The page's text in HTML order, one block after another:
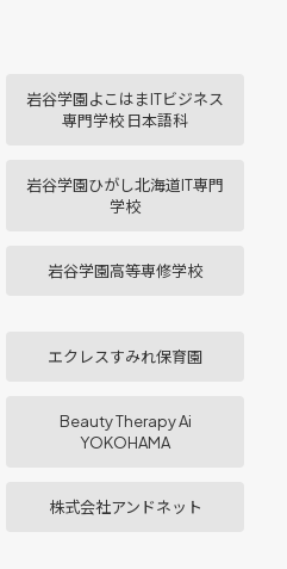
岩谷学園よこはまITビジネス
専門学校 日本語科
岩谷学園ひがし北海道IT専門
学校
岩谷学園高等専修学校
エクレスすみれ保育園
Beauty Therapy Ai
YOKOHAMA
株式会社アンドネット